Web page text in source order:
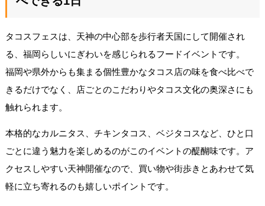
タコスフェスは、天神の中心部を歩行者天国にして開催され
る、福岡らしいにぎわいを感じられるフードイベントです。
福岡や県外からも集まる個性豊かなタコス店の味を食べ比べで
きるだけでなく、店ごとのこだわりやタコス文化の奥深さにも
触れられます。
本格的なカルニタス、チキンタコス、ベジタコスなど、ひと口
ごとに違う魅力を楽しめるのがこのイベントの醍醐味です。ア
クセスしやすい天神開催なので、買い物や街歩きとあわせて気
軽に立ち寄れるのも嬉しいポイントです。